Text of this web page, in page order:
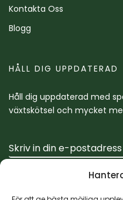
Kontakta Oss
Blogg
HÅLL DIG UPPDATERAD
Håll dig uppdaterad med
växtskötsel och mycket